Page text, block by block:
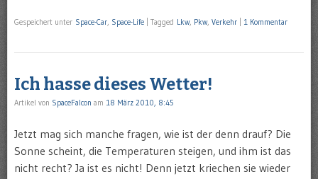
Gespeichert unter Space-Car, Space-Life Tagged Lkw, Pkw, Verkehr 1 Kommentar
Ich hasse dieses Wetter!
Artikel von SpaceFalcon am 18 März 2010, 8:45
Jetzt mag sich manche fragen, wie ist der denn drauf? Die
Sonne scheint, die Temperaturen steigen, und ihm ist das
nicht recht? Ja ist es nicht! Denn jetzt kriechen sie wieder